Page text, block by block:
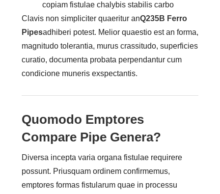
copiam fistulae chalybis stabilis carbo
Clavis non simpliciter quaeritur anQ235B Ferro
Pipesadhiberi potest. Melior quaestio est an forma,
magnitudo tolerantia, murus crassitudo, superficies
curatio, documenta probata perpendantur cum
condicione muneris exspectantis.
Quomodo Emptores
Compare Pipe Genera?
Diversa incepta varia organa fistulae requirere
possunt. Priusquam ordinem confirmemus,
emptores formas fistularum quae in processu